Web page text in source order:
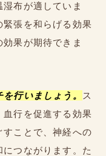
布が適していま
張を和らげる効果
果が期待できま
行いましょう。
ス
血行を促進する効果
ことで、神経への
つながります。た